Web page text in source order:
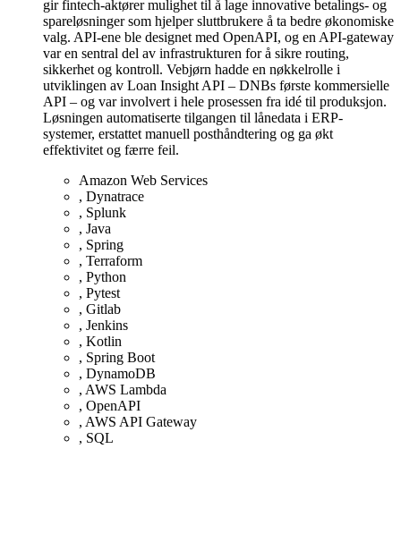
gir fintech-aktører mulighet til å lage innovative betalings- og
spareløsninger som hjelper sluttbrukere å ta bedre økonomiske
valg. API-ene ble designet med OpenAPI, og en API-gateway
var en sentral del av infrastrukturen for å sikre routing,
sikkerhet og kontroll. Vebjørn hadde en nøkkelrolle i
utviklingen av Loan Insight API – DNBs første kommersielle
API – og var involvert i hele prosessen fra idé til produksjon.
Løsningen automatiserte tilgangen til lånedata i ERP-
systemer, erstattet manuell posthåndtering og ga økt
effektivitet og færre feil.
Amazon Web Services
, Dynatrace
, Splunk
, Java
, Spring
, Terraform
, Python
, Pytest
, Gitlab
, Jenkins
, Kotlin
, Spring Boot
, DynamoDB
, AWS Lambda
, OpenAPI
, AWS API Gateway
, SQL